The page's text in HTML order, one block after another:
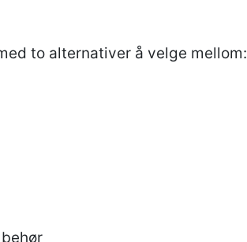
to alternativer å velge mellom: